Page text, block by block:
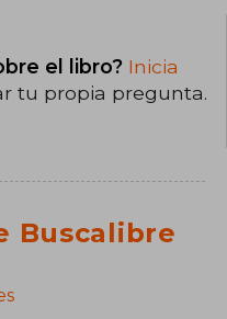
el libro? Inicia
tu propia pregunta.
Buscalibre